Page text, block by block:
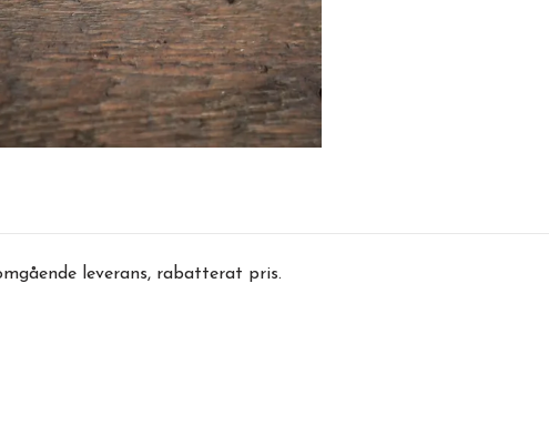
leverans, rabatterat pris.